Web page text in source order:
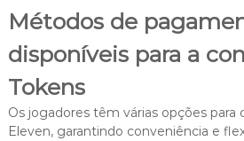
Métodos de
disponíveis para a
Tokens
Os jogadores têm várias opções para
Eleven, garantindo conveniência e